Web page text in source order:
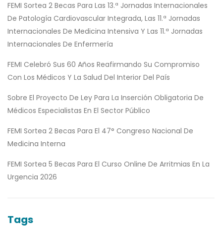
FEMI Sortea 2 Becas Para Las 13.ª Jornadas Internacionales
De Patología Cardiovascular Integrada, Las 11.ª Jornadas
Internacionales De Medicina Intensiva Y Las 11.ª Jornadas
Internacionales De Enfermería
FEMI Celebró Sus 60 Años Reafirmando Su Compromiso
Con Los Médicos Y La Salud Del Interior Del País
Sobre El Proyecto De Ley Para La Inserción Obligatoria De
Médicos Especialistas En El Sector Público
FEMI Sortea 2 Becas Para El 47° Congreso Nacional De
Medicina Interna
FEMI Sortea 5 Becas Para El Curso Online De Arritmias En La
Urgencia 2026
Tags